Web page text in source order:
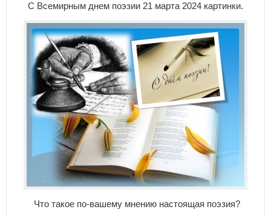
С Всемирным днем поэзии 21 марта 2024 картинки.
Что такое по-вашему мнению настоящая поэзия?